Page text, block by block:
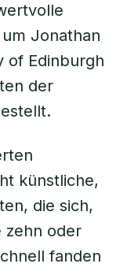
Jonathan
of Edinburgh
der
künstliche,
die sich,
zehn oder
fanden